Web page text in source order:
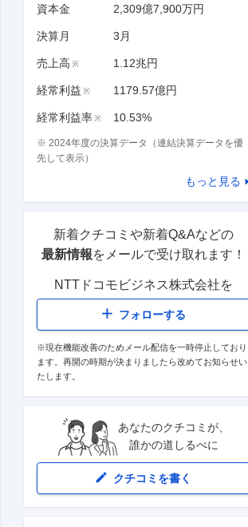
資本金 2,309億7,900万円
決算月 3月
売上高 ※ 1.12兆円
経常利益 ※ 1179.57億円
経常利益率※ 10.53%
※ 2024年度の決算データ（連結決算データを優
先して表示）
もっと見る
新着クチコミや新着Q&Aなどの
最新情報をメールで受け取れます！
NTTドコモビジネス株式会社を
フォローする
※現在機能改善のためメール配信を一時停止しており
ます。再開の時期が決まりましたら改めてお知らせい
たします。
あなたのクチコミが、
誰かの道しるべに
クチコミを書く